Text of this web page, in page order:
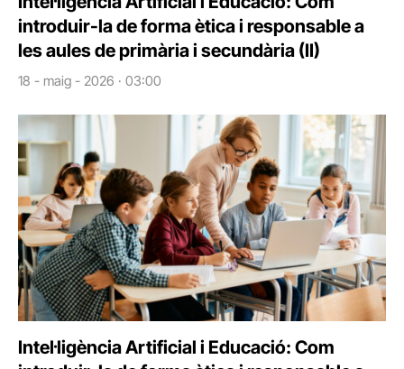
introduir-la de forma ètica i responsable a
les aules de primària i secundària (II)
18 - maig - 2026 · 03:00
Intel·ligència Artificial i Educació: Com